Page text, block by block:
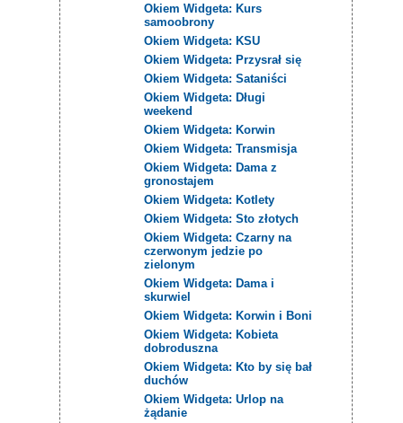
Okiem Widgeta: Kurs
samoobrony
Okiem Widgeta: KSU
Okiem Widgeta: Przysrał się
Okiem Widgeta: Sataniści
Okiem Widgeta: Długi
weekend
Okiem Widgeta: Korwin
Okiem Widgeta: Transmisja
Okiem Widgeta: Dama z
gronostajem
Okiem Widgeta: Kotlety
Okiem Widgeta: Sto złotych
Okiem Widgeta: Czarny na
czerwonym jedzie po
zielonym
Okiem Widgeta: Dama i
skurwiel
Okiem Widgeta: Korwin i Boni
Okiem Widgeta: Kobieta
dobroduszna
Okiem Widgeta: Kto by się bał
duchów
Okiem Widgeta: Urlop na
żądanie